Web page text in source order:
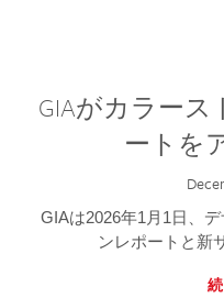
GIAがカラー
ートを
GIAは2026年1月1日、
ンレポートと新